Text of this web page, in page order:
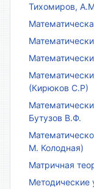
Тихомиров,
(Кирюков С.Р)
Бутузов В.Ф.
М. Колодная)
Матричная
Методические